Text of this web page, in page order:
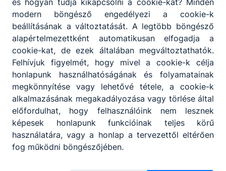
Megosztás
modern böngésző engedélyezi a cookie-k
beállításának a változtatását. A legtöbb böngésző
alapértelmezettként automatikusan elfogadja a
cookie-kat, de ezek általában megváltoztathatók.
Felhívjuk figyelmét, hogy mivel a cookie-k célja
honlapunk használhatóságának és folyamatainak
megkönnyítése vagy lehetővé tétele, a cookie-k
alkalmazásának megakadályozása vagy törlése által
előfordulhat, hogy felhasználóink nem lesznek
képesek honlapunk funkcióinak teljes körű
használatára, vagy a honlap a tervezettől eltérően
fog működni böngészőjében.